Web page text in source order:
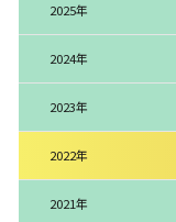
2025年
2024年
2023年
2022年
2021年